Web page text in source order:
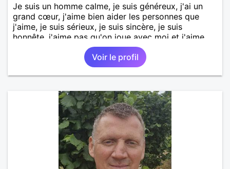
Je suis un homme calme, je suis généreux, j'ai un
grand cœur, j'aime bien aider les personnes que
j'aime, je suis sérieux, je suis sincère, je suis
honnête, j'aime pas qu'on joue avec moi et j'aime
pas les mensonges. Je cherche une relation
amoureuse et sérieuse.Voir le profil